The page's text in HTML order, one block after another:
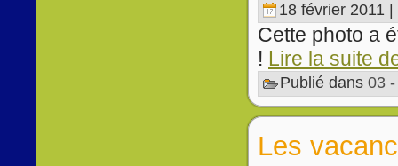
18 février 2011 |
Cette photo a
! Lire la suite
Publié dans 03
Les